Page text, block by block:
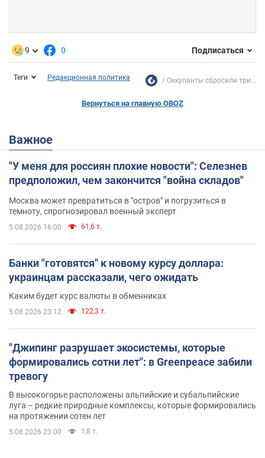
9 0 Подписаться
Теги Редакционная политика Оккупанты сбросили три...
Вернуться на главную OBOZ
Важное
"У меня для россиян плохие новости": Селезнев
предположил, чем закончится "война складов"
Москва может превратиться в "остров" и погрузиться в
темноту, спрогнозировал военный эксперт
5.08.2026 16:00 61,6 т.
Банки "готовятся" к новому курсу доллара:
украинцам рассказали, чего ожидать
Каким будет курс валюты в обменниках
5.08.2026 23:12 122,3 т.
"Джипинг разрушает экосистемы, которые
формировались сотни лет": в Greenpeace забили
тревогу
В высокогорье расположены альпийские и субальпийские
луга – редкие природные комплексы, которые формировались
на протяжении сотен лет
5.08.2026 23:00 1,8 т.